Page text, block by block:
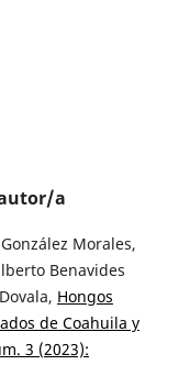
a
Morales,
Benavides
Hongos
de Coahuila y
3 (2023):